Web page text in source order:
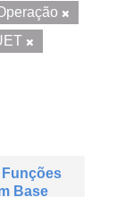
Funções
Base